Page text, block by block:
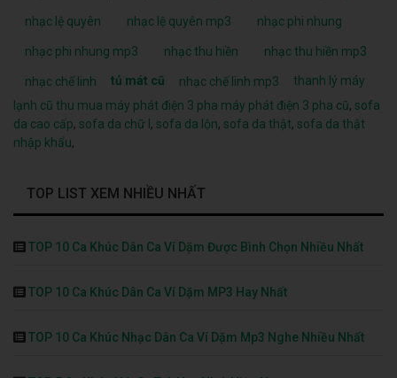
nhạc lệ quyên nhạc lệ quyên mp3 nhạc phi nhung
nhạc phi nhung mp3 nhạc thu hiền nhạc thu hiền mp3
nhạc chế linh tủ mát cũ nhạc chế linh mp3
thanh lý máy
lạnh cũ thu mua máy phát điện 3 pha máy phát điện 3 pha cũ, sofa
da cao cấp, sofa da chữ l , sofa da lộn, sofa da thật, sofa da thật
nhập khẩu,
TOP LIST XEM NHIỀU NHẤT
TOP 10 Ca Khúc Dân Ca Ví Dặm Được Bình Chọn Nhiều Nhất
TOP 10 Ca Khúc Dân Ca Ví Dặm MP3 Hay Nhất
TOP 10 Ca Khúc Nhạc Dân Ca Ví Dặm Mp3 Nghe Nhiều Nhất